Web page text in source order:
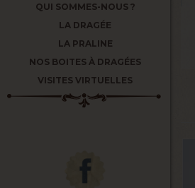
QUI SOMMES-NOUS ?
LA DRAGÉE
LA PRALINE
NOS BOITES À DRAGÉES
VISITES VIRTUELLES